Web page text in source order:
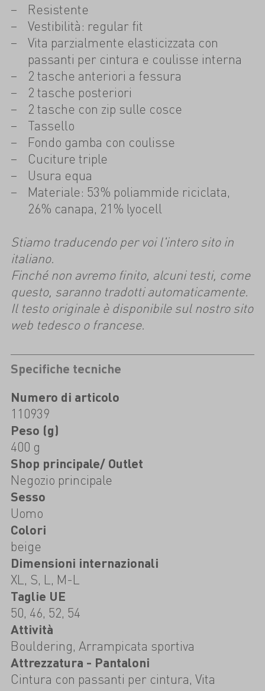
Resistente
Vestibilità: regular fit
Vita parzialmente elasticizzata con
passanti per cintura e coulisse interna
2 tasche anteriori a fessura
2 tasche posteriori
2 tasche con zip sulle cosce
Tassello
Fondo gamba con coulisse
Cuciture triple
Usura equa
Materiale: 53% poliammide riciclata,
26% canapa, 21% lyocell
Stiamo traducendo per voi l'intero sito in
italiano.
Finché non avremo finito, alcuni testi, come
questo, saranno tradotti automaticamente.
Il testo originale è disponibile sul nostro sito
web tedesco o francese.
Specifiche tecniche
Numero di articolo
110939
Peso (g)
400 g
Shop principale/ Outlet
Negozio principale
Sesso
Uomo
Colori
beige
Dimensioni internazionali
XL, S, L, M-L
Taglie UE
50, 46, 52, 54
Attività
Bouldering, Arrampicata sportiva
Attrezzatura - Pantaloni
Cintura con passanti per cintura, Vita